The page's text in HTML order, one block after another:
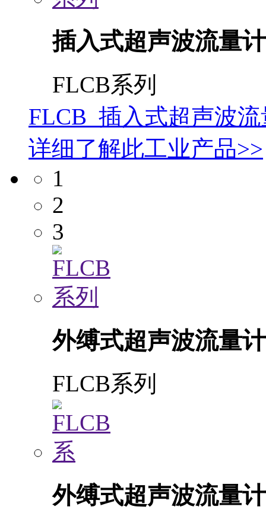
插入式超声波流量计
FLCB系列
FLCB 插入式超声波流
详细了解此工业产品>>
1
2
3
外缚式超声波流量计
FLCB系列
外缚式超声波流量计